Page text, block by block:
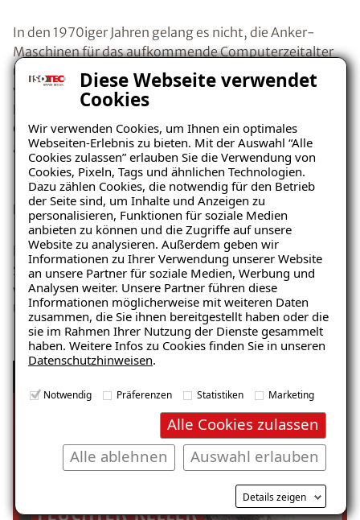
Diese Webseite verwendet
Cookies
Wir verwenden Cookies, um Ihnen ein optimales
Webseiten-Erlebnis zu bieten. Mit der Auswahl “Alle
Cookies zulassen” erlauben Sie die Verwendung von
Cookies, Pixeln, Tags und ähnlichen Technologien.
Dazu zählen Cookies, die notwendig für den Betrieb
der Seite sind, um Inhalte und Anzeigen zu
personalisieren, Funktionen für soziale Medien
anbieten zu können und die Zugriffe auf unsere
Website zu analysieren. Außerdem geben wir
Informationen zu Ihrer Verwendung unserer Website
an unsere Partner für soziale Medien, Werbung und
Analysen weiter. Unsere Partner führen diese
Informationen möglicherweise mit weiteren Daten
zusammen, die Sie ihnen bereitgestellt haben oder die
sie im Rahmen Ihrer Nutzung der Dienste gesammelt
haben. Weitere Infos zu Cookies finden Sie in unseren
Datenschutzhinweisen.
Notwendig Präferenzen Statistiken Marketing
Alle Cookies zulassen
Auswahl erlauben
Alle ablehnen
Details zeigen
In den 1970iger Jahren gelang es nicht, die Anker-
Maschinen für das aufkommende Computerzeitalter
umzustellen. 1976 dann der Konkurs. Auf einer Länge
von über 2.000 Metern wurde die ISOTEC-
Horizontalsperre eingebracht und mehr als 1.000
Quadratmeter wurden von uns fachgerecht von innen
abgedichtet.
Aus dem alten Werksgelände sollen über 90
Loftwohnungen und Gewerberäume werden
berichtet der Inhaber des ausführenden Fachbetriebes,
Stephan Zwiener. Für die Stadt Bielefeld ist es ein sehr
wichtiges Projekt. Zeigt es doch exemplarisch den
Umbruch vom Industriezeitalter ins Hier und Jetzt.
Anker-Werke in Bielefeld vor Feuchte